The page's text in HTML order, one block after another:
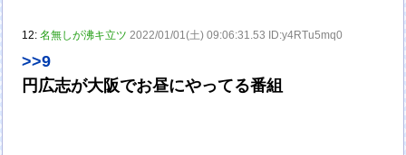
12:名無しが沸キ立ツ 2022/01/01(土) 09:06:31.53 ID:y4RTu5mq0
>>9
円広志が大阪でお昼にやってる番組